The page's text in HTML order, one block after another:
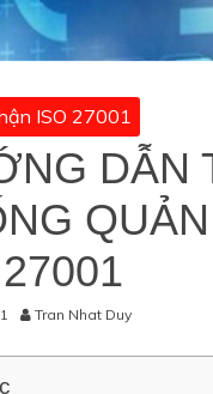
ISO 27001
DẪN
Tran Nhat Duy